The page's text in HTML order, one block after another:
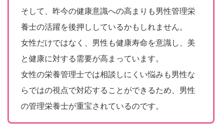
そして、昨今の健康意識への高まりも男性管理栄
養士の活躍を後押ししているかもしれません。
女性だけではなく、男性も健康寿命を意識し、美
と健康に対する需要が高まっています。
女性の栄養管理士では相談しにくい悩みも男性な
らではの視点で対応することができるため、男性
の管理栄養士が重宝されているのです。